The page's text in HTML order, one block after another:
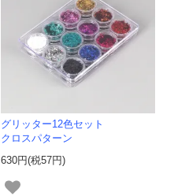
グリッター12色セット
クロスパターン
630円(税57円)